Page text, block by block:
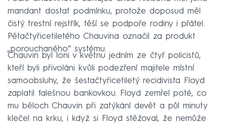
mandant dostat podmínku, protože doposud měl
čistý trestní rejstřík, těší se podpoře rodiny i přátel.
Pětačtyřicetiletého Chauvina označil za produkt
„porouchaného“ systému.
Chauvin byl loni v květnu jedním ze čtyř policistů,
kteří byli přivoláni kvůli podezření majitele místní
samoobsluhy, že šestačtyřicetiletý recidivista Floyd
zaplatil falešnou bankovkou. Floyd zemřel poté, co
mu běloch Chauvin při zatýkání devět a půl minuty
klečel na krku, i když si Floyd stěžoval, že nemůže